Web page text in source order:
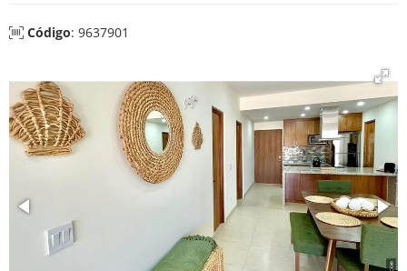
Código: 9637901